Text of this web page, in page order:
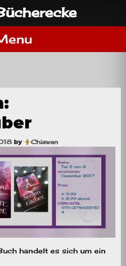
by Chiawen
handelt es sich um ein